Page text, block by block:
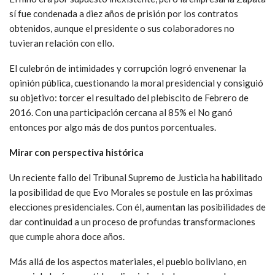
sí fue condenada a diez años de prisión por los contratos
obtenidos, aunque el presidente o sus colaboradores no
tuvieran relación con ello.
El culebrón de intimidades y corrupción logró envenenar la
opinión pública, cuestionando la moral presidencial y consiguió
su objetivo: torcer el resultado del plebiscito de Febrero de
2016. Con una participación cercana al 85% el No ganó
entonces por algo más de dos puntos porcentuales.
Mirar con perspectiva histórica
Un reciente fallo del Tribunal Supremo de Justicia ha habilitado
la posibilidad de que Evo Morales se postule en las próximas
elecciones presidenciales. Con él, aumentan las posibilidades de
dar continuidad a un proceso de profundas transformaciones
que cumple ahora doce años.
Más allá de los aspectos materiales, el pueblo boliviano, en